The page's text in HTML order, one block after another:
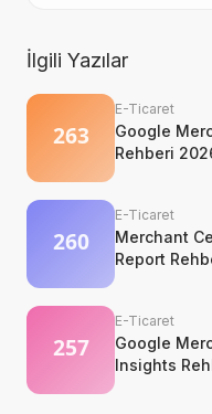
İlgili Yazılar
E-Ticaret
Google
Rehberi
E-Ticaret
Merchant
Report
E-Ticaret
Google
Insights